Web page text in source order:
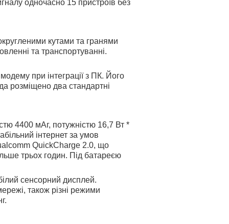
одночасно 15 пристроїв без
кутами та гранями
та транспортуванні.
при інтеграції з ПК. Його
розміщено два стандартні
4400 мАг, потужністю 16,7 Вт *
інтернет за умов
QuickCharge 2.0, що
трьох годин. Під батареєю
сенсорний дисплей.
також різні режими